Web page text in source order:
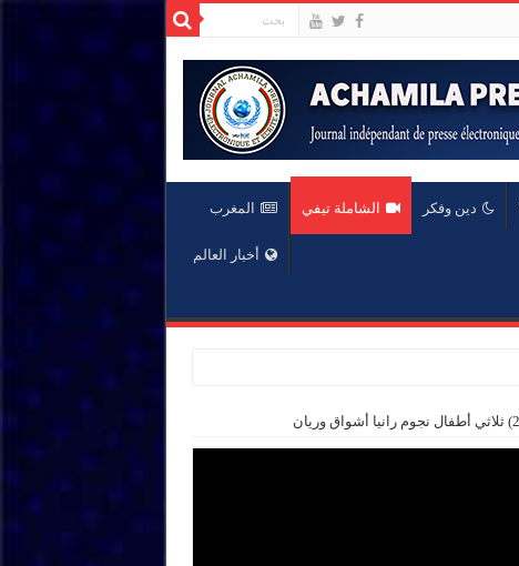
دين وفكر الشاملة تيفي المغرب
أخبار العالم